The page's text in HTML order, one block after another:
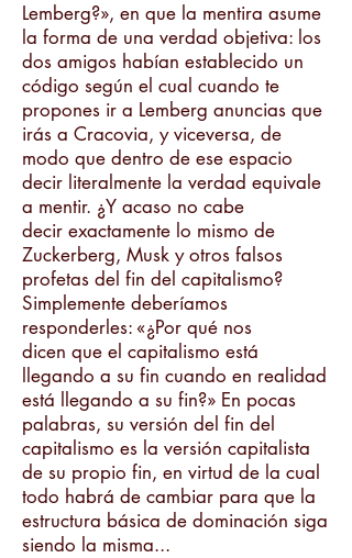
Lemberg?», en que la mentira asume
la forma de una verdad objetiva: los
dos amigos habían establecido un
código según el cual cuando te
propones ir a Lemberg anuncias que
irás a Cracovia, y viceversa, de
modo que dentro de ese espacio
decir literalmente la verdad equivale
a mentir. ¿Y acaso no cabe
decir exactamente lo mismo de
Zuckerberg, Musk y otros falsos
profetas del fin del capitalismo?
Simplemente deberíamos
responderles: «¿Por qué nos
dicen que el capitalismo está
llegando a su fin cuando en realidad
está llegando a su fin?» En pocas
palabras, su versión del fin del
capitalismo es la versión capitalista
de su propio fin, en virtud de la cual
todo habrá de cambiar para que la
estructura básica de dominación siga
siendo la misma...